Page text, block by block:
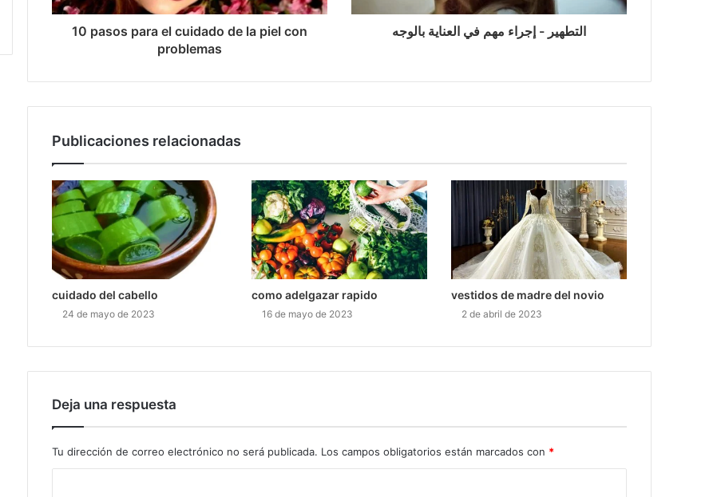
10 pasos para el cuidado de la piel con
problemas
التطهير - إجراء مهم في العناية بالوجه
Publicaciones relacionadas
cuidado del cabello
24 de mayo de 2023
como adelgazar rapido
16 de mayo de 2023
vestidos de madre del novio
2 de abril de 2023
Deja una respuesta
Tu dirección de correo electrónico no será publicada. Los campos obligatorios están marcados con *